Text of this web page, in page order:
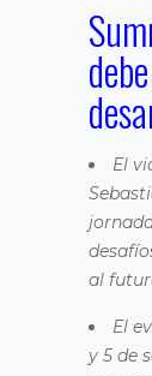
El
al
El
y 5 de